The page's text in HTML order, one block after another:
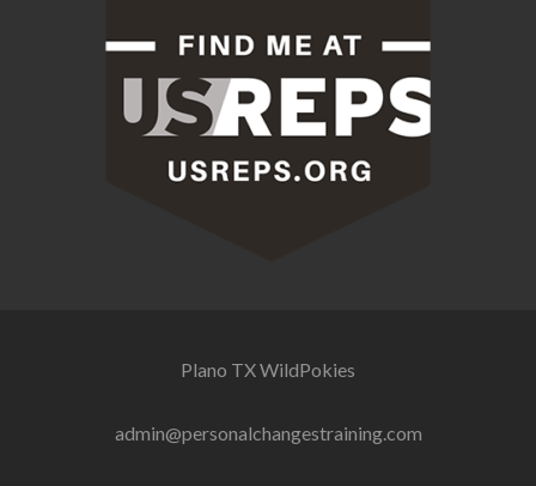
Plano TXWildPokies
admin@personalchangestraining.com